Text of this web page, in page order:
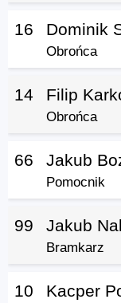
16 Dominik
Obrońca
14 Filip
Obrońca
66 Jakub
Pomocnik
99 Jakub
Bramkarz
10 Kacper